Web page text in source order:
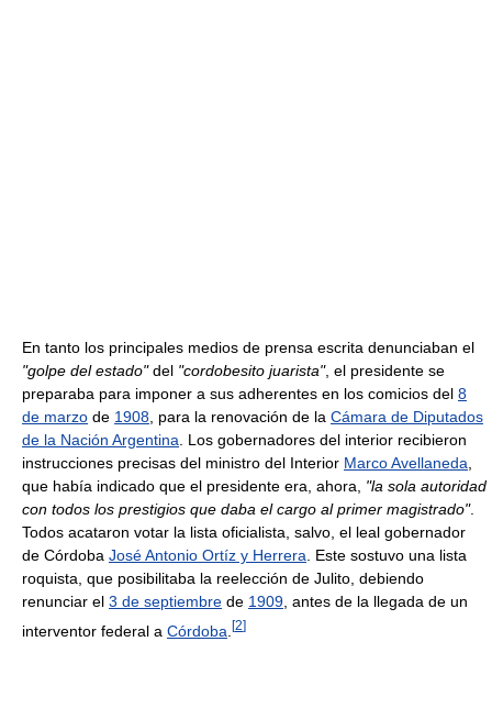
En tanto los principales medios de prensa escrita denunciaban el
"golpe del estado"del "cordobesito juarista", el presidente se
preparaba para imponer a sus adherentes en los comicios del 8
de marzo de 1908 , para la renovación de la Cámara de Diputados
de la Nación Argentina . Los gobernadores del interior recibieron
instrucciones precisas del ministro del Interior Marco Avellaneda
que había indicado que el presidente era, ahora, "la sola autoridad
con todos los prestigios que daba el cargo al primer magistrado".
Todos acataron votar la lista oficialista, salvo, el leal gobernador
de Córdoba José Antonio Ortíz y Herrera . Este sostuvo una lista
roquista, que posibilitaba la reelección de Julito, debiendo
renunciar el 3 de septiembre de 1909 , antes de la llegada de un
interventor federal a Córdoba [2]